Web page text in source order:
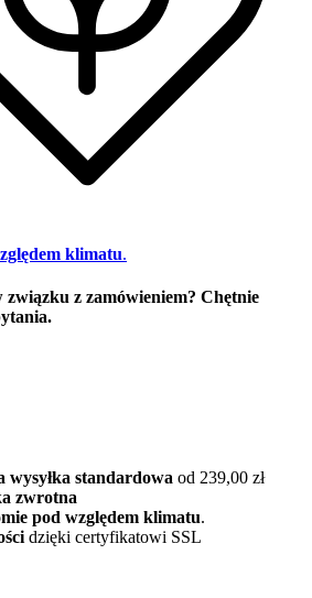
klimatu.
związku z zamówieniem? Chętnie
wysyłka standardowa od 239,00 zł
zwrotna
pod względem klimatu.
dzięki certyfikatowi SSL